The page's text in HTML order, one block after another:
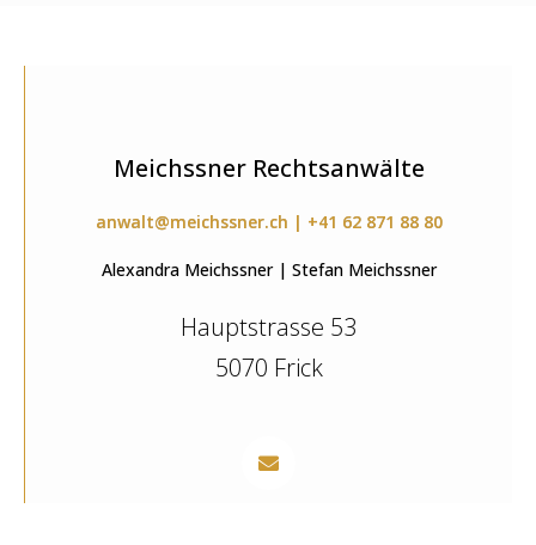
Meichssner Rechtsanwälte
anwalt@meichssner.ch | +41 62 871 88 80
Alexandra Meichssner | Stefan Meichssner
Hauptstrasse 53
5070 Frick